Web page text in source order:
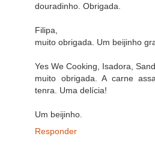
douradinho. Obrigada.
Filipa,
muito obrigada. Um beijinho
Yes We Cooking, Isadora,
muito obrigada. A carne
tenra. Uma delícia!
Um beijinho.
Responder